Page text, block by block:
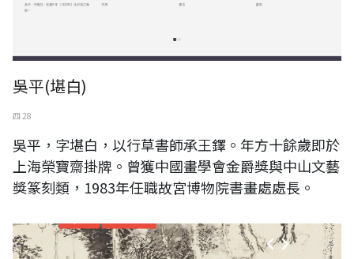
吳平(堪白)
四 28
吳平，字堪白，以行草書師承王鐸。年方十餘歲即於
上海榮寶齋掛牌。曾獲中國畫學會金爵獎與中山文藝
獎篆刻類，1983年任職故宮博物院書畫處處長。